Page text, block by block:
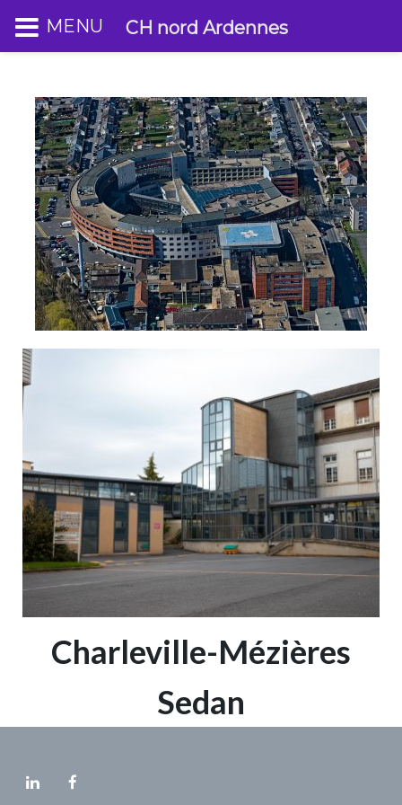
Charleville-Mézières
Sedan
MENU CH nord Ardennes